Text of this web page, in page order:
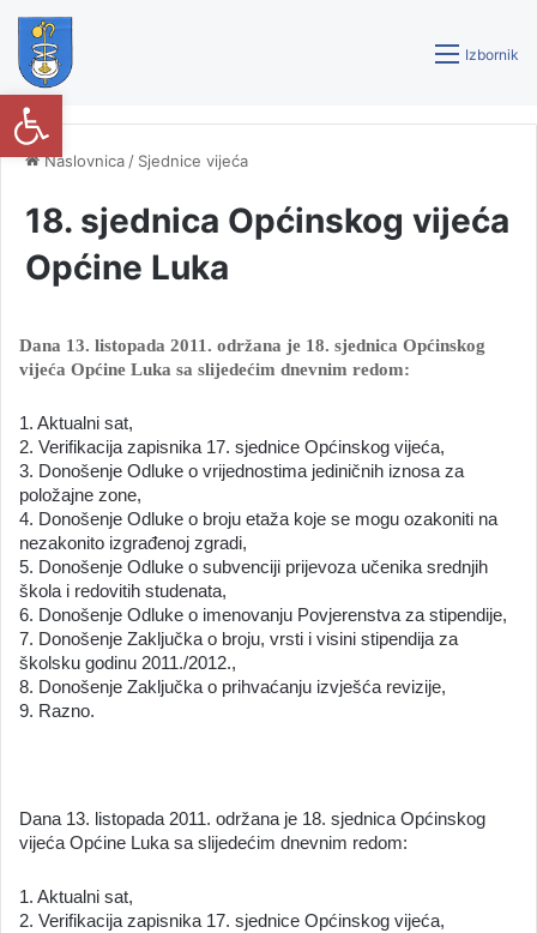
Izbornik
Naslovnica / Sjednice vijeća
18. sjednica Općinskog vijeća
Općine Luka
Dana 13. listopada 2011. održana je 18. sjednica Općinskog
vijeća Općine Luka sa slijedećim dnevnim redom:
1. Aktualni sat,
2. Verifikacija zapisnika 17. sjednice Općinskog vijeća,
3. Donošenje Odluke o vrijednostima jediničnih iznosa za
položajne zone,
4. Donošenje Odluke o broju etaža koje se mogu ozakoniti na
nezakonito izgrađenoj zgradi,
5. Donošenje Odluke o subvenciji prijevoza učenika srednjih
škola i redovitih studenata,
6. Donošenje Odluke o imenovanju Povjerenstva za stipendije,
7. Donošenje Zaključka o broju, vrsti i visini stipendija za
školsku godinu 2011./2012.,
8. Donošenje Zaključka o prihvaćanju izvješća revizije,
9. Razno.
Dana 13. listopada 2011. održana je 18. sjednica Općinskog
vijeća Općine Luka sa slijedećim dnevnim redom:
1. Aktualni sat,
2. Verifikacija zapisnika 17. sjednice Općinskog vijeća,
Open toolbar